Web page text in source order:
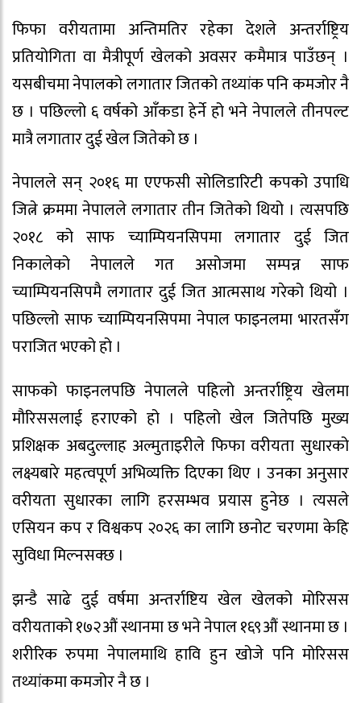
फिफा वरीयतामा अन्तिमतिर रहेका देशले अन्तर्राष्ट्रिय
प्रतियोगिता वा मैत्रीपूर्ण खेलको अवसर कमैमात्र पाउँछन् ।
यसबीचमा नेपालको लगातार जितको तथ्यांक पनि कमजोर नै
छ । पछिल्लो ६ वर्षको आँकडा हेर्ने हो भने नेपालले तीनपल्ट
मात्रै लगातार दुई खेल जितेको छ ।
नेपालले सन् २०१६ मा एएफसी सोलिडारिटी कपको उपाधि
जित्ने क्रममा नेपालले लगातार तीन जितेको थियो । त्यसपछि
२०१८ को साफ च्याम्पियनसिपमा लगातार दुई जित
निकालेको नेपालले गत असोजमा सम्पन्न साफ
च्याम्पियनसिपमै लगातार दुई जित आत्मसाथ गरेको थियो ।
पछिल्लो साफ च्याम्पियनसिपमा नेपाल फाइनलमा भारतसँग
पराजित भएको हो ।
साफको फाइनलपछि नेपालले पहिलो अन्तर्राष्ट्रिय खेलमा
मौरिससलाई हराएको हो । पहिलो खेल जितेपछि मुख्य
प्रशिक्षक अबदुल्लाह अल्मुताइरीले फिफा वरीयता सुधारको
लक्ष्यबारे महत्वपूर्ण अभिव्यक्ति दिएका थिए । उनका अनुसार
वरीयता सुधारका लागि हरसम्भव प्रयास हुनेछ । त्यसले
एसियन कप र विश्वकप २०२६ का लागि छनोट चरणमा केहि
सुविधा मिल्नसक्छ ।
झन्डै साढे दुई वर्षमा अन्तर्राष्टिय खेल खेलको मोरिसस
वरीयताको १७२औं स्थानमा छ भने नेपाल १६९औं स्थानमा छ ।
शरीरिक रुपमा नेपालमाथि हावि हुन खोजे पनि मोरिसस
तथ्यांकमा कमजोर नै छ ।